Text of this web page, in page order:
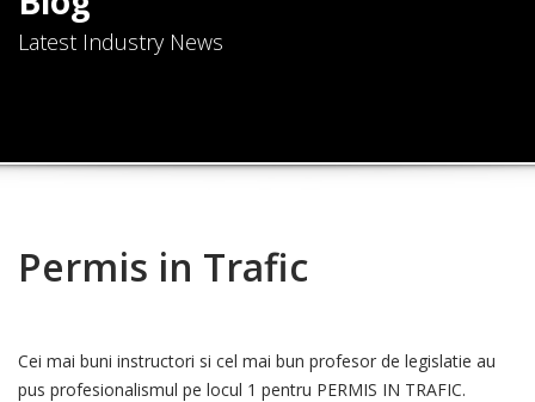
Latest Industry News
Permis in Trafic
Cei mai buni instructori si cel mai bun profesor de legislatie au
pus profesionalismul pe locul 1 pentru PERMIS IN TRAFIC.